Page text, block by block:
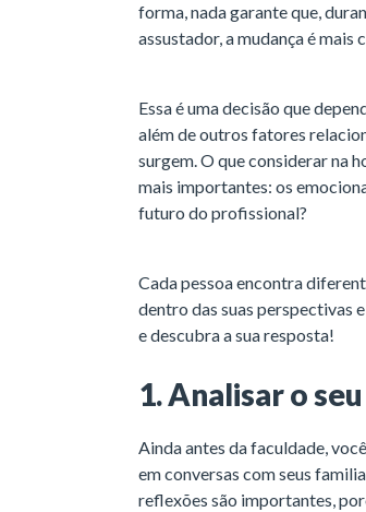
forma, nada garante que,
assustador, a mudança é mais
Essa é uma decisão que
além de outros fatores
surgem. O que considerar na
mais importantes: os
futuro do profissional?
Cada pessoa encontra
dentro das suas perspectivas
e descubra a sua resposta!
1. Analisar o
Ainda antes da faculdade,
em conversas com seus
reflexões são importantes,